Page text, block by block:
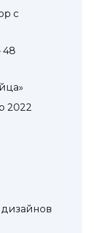
с
2022